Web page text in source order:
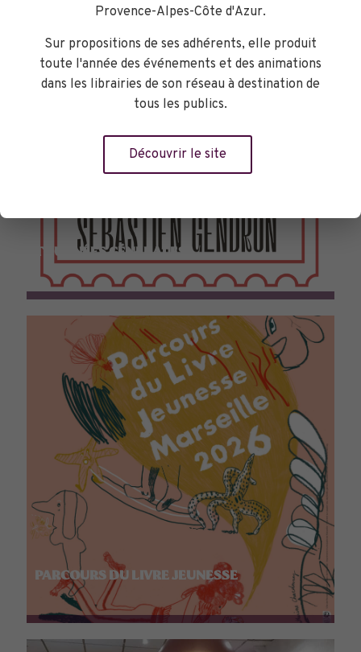
TOURNÉES GÉNÉRALES
PARCOURS DU LIVRE JEUNESSE
Provence-Alpes-Côte d'Azur.
Sur propositions de ses adhérents, elle produit
toute l'année des événements et des animations
dans les librairies de son réseau à destination de
tous les publics.
Découvrir le site